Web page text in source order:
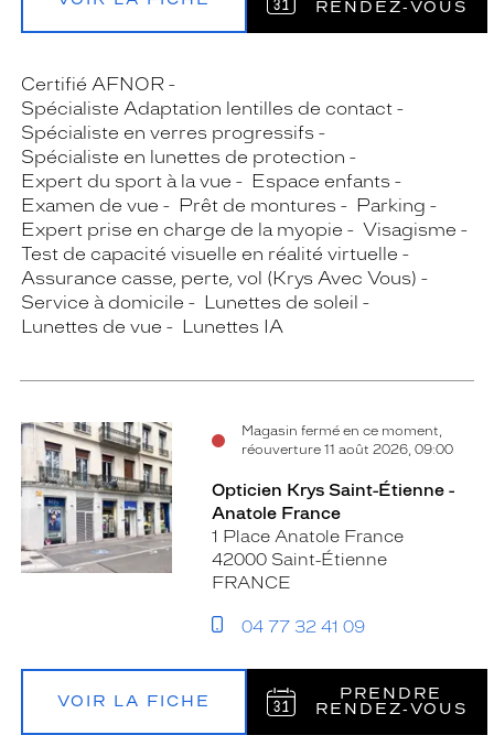
RENDEZ‑VOUS
Certifié AFNOR
Spécialiste Adaptation lentilles de contact
Spécialiste en verres progressifs
Spécialiste en lunettes de protection
Expert du sport à la vue
Espace enfants
Examen de vue
Prêt de montures
Parking
Expert prise en charge de la myopie
Visagisme
Test de capacité visuelle en réalité virtuelle
Assurance casse, perte, vol (Krys Avec Vous)
Service à domicile
Lunettes de soleil
Lunettes de vue
Lunettes IA
Magasin fermé en ce moment,
réouverture 11 août 2026, 09:00
Opticien Krys Saint-Étienne -
Anatole France
1 Place Anatole France
42000 Saint-Étienne
FRANCE
04 77 32 41 09
VOIR LA FICHE
PRENDRE
RENDEZ‑VOUS